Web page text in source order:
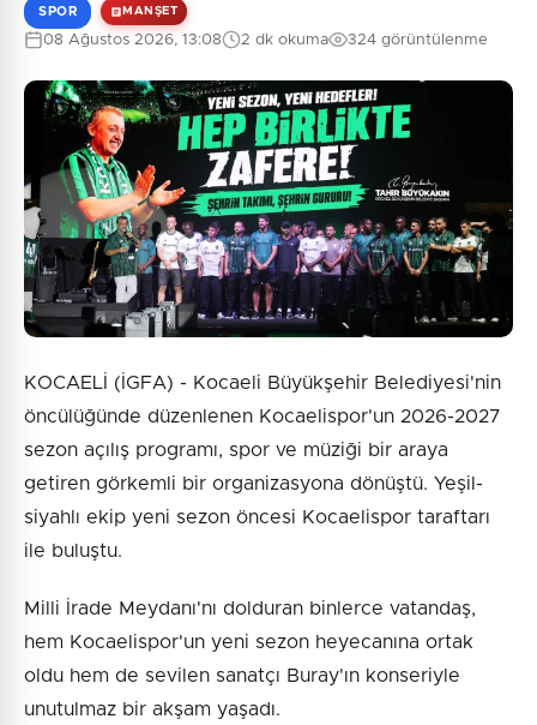
Güvenlik Sorusu:
6 + 7 = ?
Gönder
SPOR MANŞET
08 Ağustos 2026, 13:08 2 dk okuma 324 görüntülenme
KOCAELİ (İGFA) - Kocaeli Büyükşehir Belediyesi'nin
öncülüğünde düzenlenen Kocaelispor'un 2026-2027
sezon açılış programı, spor ve müziği bir araya
getiren görkemli bir organizasyona dönüştü. Yeşil-
siyahlı ekip yeni sezon öncesi Kocaelispor taraftarı
ile buluştu.
Milli İrade Meydanı'nı dolduran binlerce vatandaş,
hem Kocaelispor'un yeni sezon heyecanına ortak
oldu hem de sevilen sanatçı Buray'ın konseriyle
unutulmaz bir akşam yaşadı.